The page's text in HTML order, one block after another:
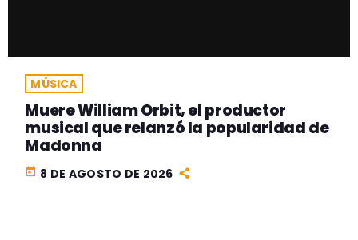
MÚSICA
Muere William Orbit, el productor
musical que relanzó la popularidad de
Madonna
today 8 DE AGOSTO DE 2026